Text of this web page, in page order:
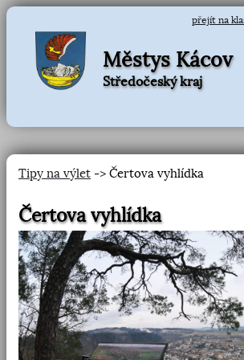
přejít na
Městys Kácov
Středočeský kraj
Tipy na výlet -> Čertova vyhlídka
Čertova vyhlídka